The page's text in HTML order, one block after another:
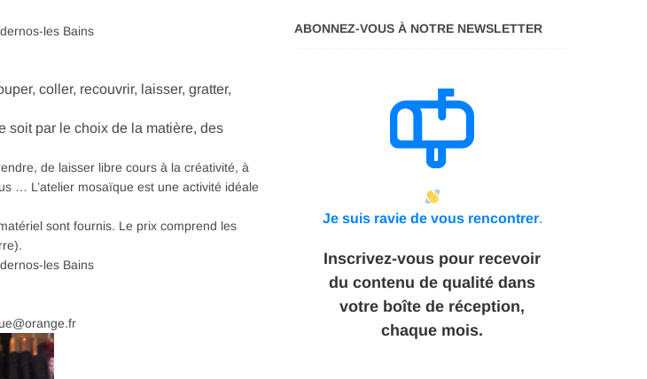
les Bains
coller, recouvrir, laisser, gratter,
soit par le choix de la matière, des
de laisser libre cours à la créativité, à
… L’atelier mosaïque est une activité idéale
sont fournis. Le prix comprend les
les Bains
ABONNEZ-VOUS À NOTRE NEWSLETTER
Je suis ravie de vous rencontrer.
Inscrivez-vous pour recevoir
du contenu de qualité dans
votre boîte de réception,
chaque mois.